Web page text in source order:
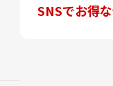
SNSでお得